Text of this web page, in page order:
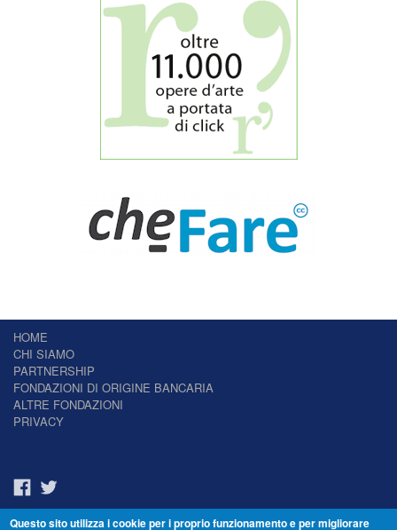
HOME
CHI SIAMO
PARTNERSHIP
FONDAZIONI DI ORIGINE BANCARIA
ALTRE FONDAZIONI
PRIVACY
Questo sito utilizza i cookie per i proprio funzionamento e per migliorare